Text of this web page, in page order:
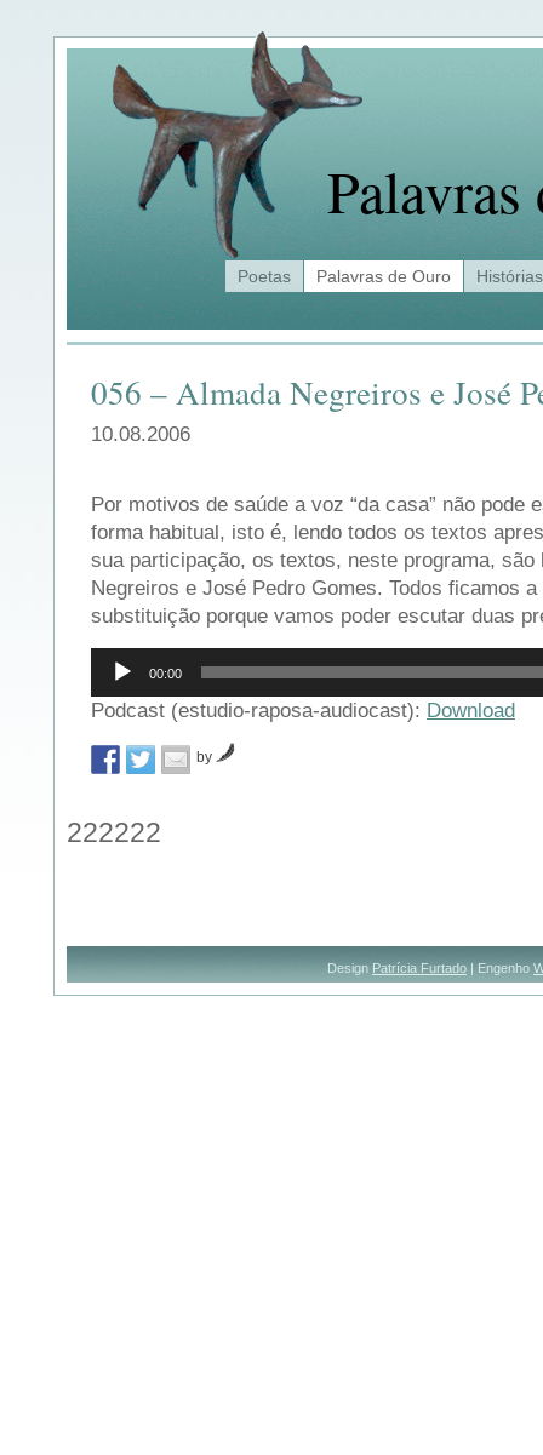
Poetas Palavras de Ouro Histórias
056 – Almada Negreiros e José
10.08.2006
Por motivos de saúde a voz “da casa” não pode
forma habitual, isto é, lendo todos os textos
sua participação, os textos, neste programa, são
Negreiros e José Pedro Gomes. Todos ficamos
substituição porque vamos poder escutar duas
Reprodutor
áudio
00:00
Podcast (estudio-raposa-audiocast): Download
by
222222
Design Patrícia Furtado | Engenho